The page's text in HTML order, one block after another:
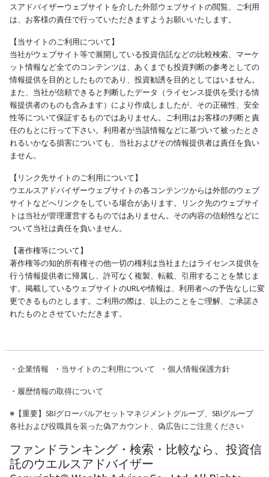
スアドバイザーウェブサイトを介した外部ウェブサイトの閲覧、ご利用
は、お客様の責任で行っていただきますようお願いいたします。
【当サイトのご利用について】
当社がウェブサイト等で展開している投資信託などの比較検索、マーケ
ット情報など全てのコンテンツは、あくまでも投資判断の参考としての
情報提供を目的としたものであり、投資勧誘を目的としてはいません。
また、当社が信頼できると判断したデータ（ライセンス提供を受ける情
報提供者のものも含みます）により作成しましたが、その正確性、安全
性等について保証するものではありません。ご利用はお客様の判断と責
任のもとに行って下さい。利用者が当該情報などに基づいて被ったとさ
れるいかなる損害についても、当社およびその情報提供者は責任を負い
ません。
【リンク先サイトのご利用について】
ウエルスアドバイザーウェブサイトの各コンテンツからは外部のウェブ
サイトなどへリンクをしている場合があります。リンク先のウェブサイ
トは当社が管理運営するものではありません。その内容の信頼性などに
ついて当社は責任を負いません。
【著作権等について】
著作権等の知的所有権その他一切の権利は当社またはライセンス提供を
行う情報提供者に帰属し、許可なく複製、転載、引用することを禁じま
す。掲載しているウェブサイトのURLや情報は、利用者への予告なしに変
更できるものとします。ご利用の際は、以上のことをご理解、ご承諾さ
れたものとさせていただきます。
・ 企業情報 ・ 当サイトのご利用について ・ 個人情報保護方針
・ 履歴情報の取得について
※【重要】SBIグローバルアセットマネジメントグループ、SBIグループ
各社および役職員を装った偽アカウント、偽広告にご注意ください
ファンドランキング・検索・比較なら、投資信
託のウエルスアドバイザー